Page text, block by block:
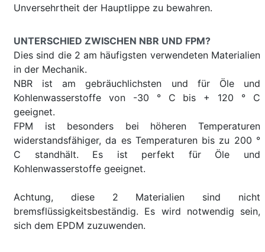
Unversehrtheit der Hauptlippe zu bewahren.
UNTERSCHIED ZWISCHEN NBR UND FPM?
Dies sind die 2 am häufigsten verwendeten Materialien
in der Mechanik.
NBR ist am gebräuchlichsten und für Öle und
Kohlenwasserstoffe von -30 ° C bis + 120 ° C
geeignet.
FPM ist besonders bei höheren Temperaturen
widerstandsfähiger, da es Temperaturen bis zu 200 °
C standhält. Es ist perfekt für Öle und
Kohlenwasserstoffe geeignet.
Achtung, diese 2 Materialien sind nicht
bremsflüssigkeitsbeständig. Es wird notwendig sein,
sich dem EPDM zuzuwenden.